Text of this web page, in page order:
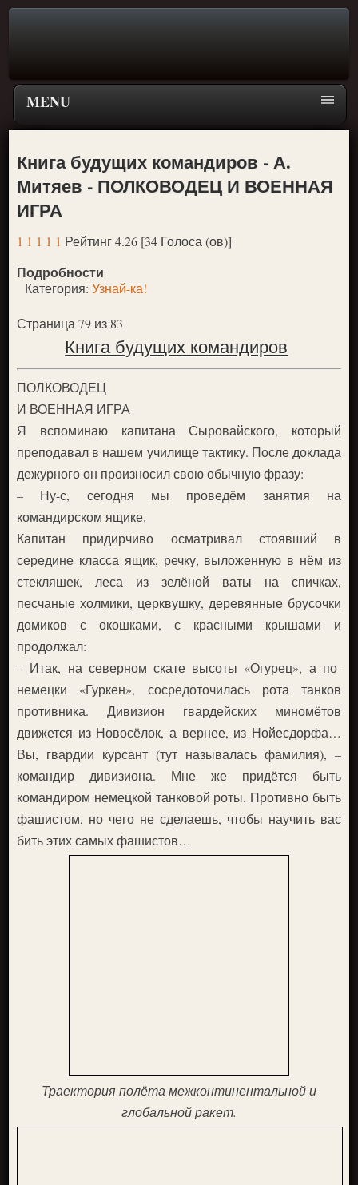
MENU
Главная страница
Поиск
ПЕРЕЙТИ К ГЛАВНОМУ МЕНЮ СКАЗОК
Книга будущих командиров - А.
Митяев - ПОЛКОВОДЕЦ И ВОЕННАЯ
ИГРА
1 1 1 1 1 Рейтинг 4.26 [34 Голоса (ов)]
Подробности
Категория:Узнай-ка!
Страница 79 из 83
Книга будущих командиров
ПОЛКОВОДЕЦ
И ВОЕННАЯ ИГРА
Я вспоминаю капитана Сыровайского, который
преподавал в нашем училище тактику. После доклада
дежурного он произносил свою обычную фразу:
– Ну-с, сегодня мы проведём занятия на
командирском ящике.
Капитан придирчиво осматривал стоявший в
середине класса ящик, речку, выложенную в нём из
стекляшек, леса из зелёной ваты на спичках,
песчаные холмики, церквушку, деревянные брусочки
домиков с окошками, с красными крышами и
продолжал:
– Итак, на северном скате высоты «Огурец», а по-
немецки «Гуркен», сосредоточилась рота танков
противника. Дивизион гвардейских миномётов
движется из Новосёлок, а вернее, из Нойесдорфа…
Вы, гвардии курсант (тут называлась фамилия), –
командир дивизиона. Мне же придётся быть
командиром немецкой танковой роты. Противно быть
фашистом, но чего не сделаешь, чтобы научить вас
бить этих самых фашистов…
Траектория полёта межконтинентальной и
глобальной ракет.